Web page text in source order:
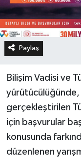
Paylaş
Bilişim Vadisi ve
yürütücülüğünde,
gerçekleştirilen
için başvurular
konusunda
düzenlenen